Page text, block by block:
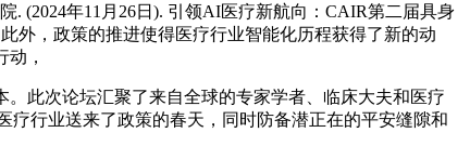
(2024年11月26日). 引领AI医疗新航向：CAIR第二届具身
外，政策的推进使得医疗行业智能化历程获得了新的动
，
此次论坛汇聚了来自全球的专家学者、临床大夫和医疗
疗行业送来了政策的春天，同时防备潜正在的平安缝隙和